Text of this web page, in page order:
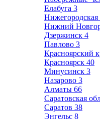
Елабуга 3
Нижегородская
Нижний
Дзержинск 4
Павлово 3
Красноярский
Красноярск 40
Минусинск 3
Назарово 3
Алматы 66
Саратовская
Саратов 38
Энгельс 8